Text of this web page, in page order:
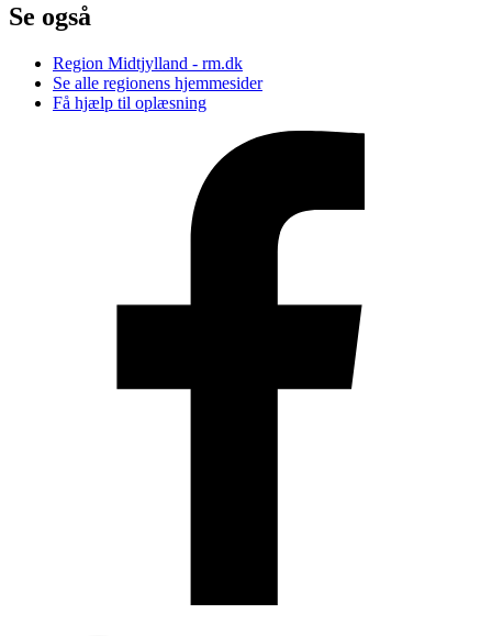
Se også
Region Midtjylland - rm.dk
Se alle regionens hjemmesider
Få hjælp til oplæsning